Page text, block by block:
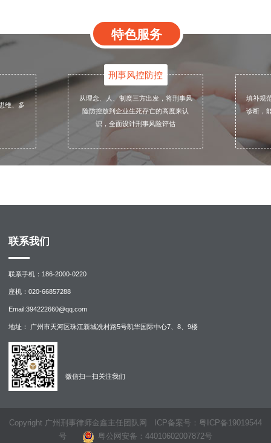
事实不清，证据不足类的5个不起诉/无罪辩点
『辩点1』
：该罪以上游犯罪成立为前提，现有证据不
足以证明被帮助对象的行为构成犯罪，因而行为人的
帮助行为不构成犯罪
『辩点3』：
『辩点4』
：在案证据无法证实销售的软件用途，无法
特色服务
维、多
刑事风控防控
从理念、人、制度三方出发，将刑事风
险防控放到企业生死存亡的高度来认
识，全面设计刑事风险评估
填补规
诊断，
联系我们
联系手机：186-2000-0220
座机：020-66857288
Email:394222660@qq.com
地址： 广州市天河区珠江新城冼村路5号凯华国际中心7、8、9楼
微信扫一扫关注我们
Copyright 广州刑事律师金鑫主任团队网
ICP备案号：粤ICP备19019544
号
粤公网安备： 44010602007872号